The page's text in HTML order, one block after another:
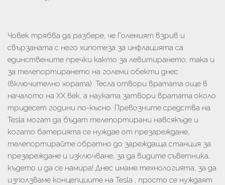
Човек трябва да разбере, че Големият взрив и
свързаната с него хипотеза за инфлацията са
единствените пречки както за левитирането, така и
за телепортирането на големи обекти днес
(включително хората). Тесла отвори вратата още в
началото на ХХ век, а науката затвори вратата около
тридесет години по-късно. Превозните средства на
Tesla могат да бъдат телепортирани навсякъде и
когато батерията се нуждае от презареждане,
телепортирайте обратно до зареждаща станция за
презареждане и изключване, за да видите съветника,
където и да се намира! Днес имаме технологията, за да
използваме концепциите на Tesla , просто се нуждаят